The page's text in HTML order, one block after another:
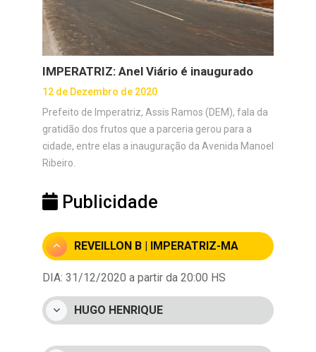
IMPERATRIZ: Anel Viário é inaugurado
12 de Dezembro de 2020
Prefeito de Imperatriz, Assis Ramos (DEM), fala da
gratidão dos frutos que a parceria gerou para a
cidade, entre elas a inauguração da Avenida Manoel
Ribeiro.
Publicidade
REVEILLON B | IMPERATRIZ-MA
DIA: 31/12/2020 a partir da 20:00 HS
HUGO HENRIQUE